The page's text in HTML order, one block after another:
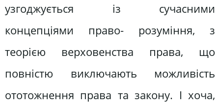
узгоджується із сучасними
концепціями право- розуміння, з
теорією верховенства права, що
повністю виключають можливість
ототожнення права та закону. І хоча,